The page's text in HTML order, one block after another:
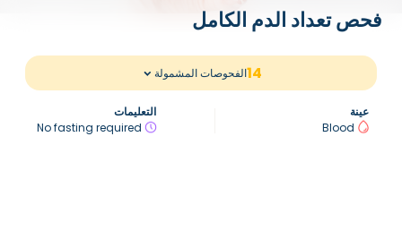
فحص تعداد الدم الكامل
14الفحوصات المشمولة
عينة
Blood
التعليمات
No fasting required